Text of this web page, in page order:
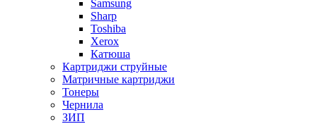
Samsung
Sharp
Toshiba
Xerox
Катюша
Картриджи струйные
Матричные картриджи
Тонеры
Чернила
ЗИП